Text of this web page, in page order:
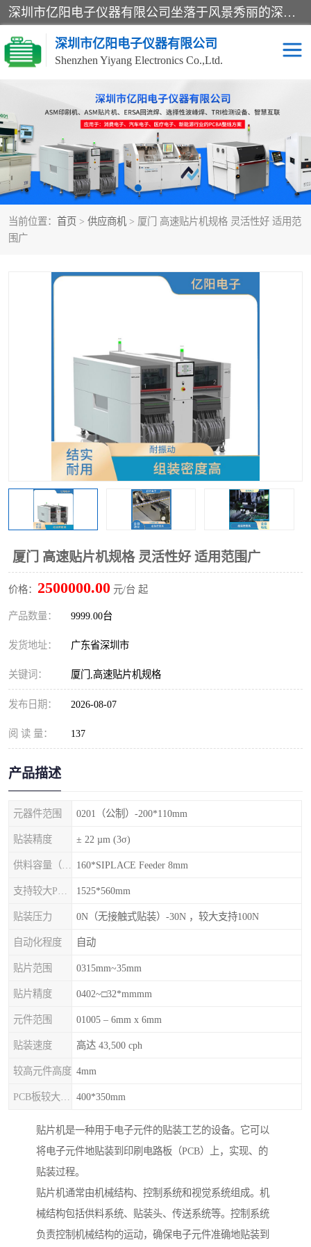
深圳市亿阳电子仪器有限公司坐落于风景秀丽的深圳市光明区，集SMT设备销售务为一体，努力为客户提供电子装配解决方案。与行业**SMT设备厂商：ASM（印刷机，锡膏检查机，贴片机），德国ERSA（爱莎）建立了稳固的代理合作关系，销售的设备一直保持**电子装配行业未来发展方向，能够满足客户各种繁杂产品的生产应用。
深圳市亿阳电子仪器有限公司
Shenzhen Yiyang Electronics Co.,Ltd.
当前位置： 首页 > 供应商机 > 厦门 高速贴片机规格 灵活性好 适用范
围广
厦门 高速贴片机规格 灵活性好 适用范围广
价格： 2500000.00 元/台 起
产品数量： 9999.00台
发货地址： 广东省深圳市
关键词： 厦门,高速贴片机规格
发布日期： 2026-08-07
阅 读 量： 137
产品描述
元器件范围 0201（公制）-200*110mm
贴装精度 ± 22 µm (3σ)
160*SIPLACE Feeder 8mm
1525*560mm
贴装压力 0N（无接触式贴装）-30N ，较大支持100N
自动化程度 自动
贴片范围 0315mm~35mm
贴片精度 0402~□32*mmmm
元件范围 01005 – 6mm x 6mm
贴装速度 高达 43,500 cph
较高元件高度 4mm
400*350mm
贴片机是一种用于电子元件的贴装工艺的设备。它可以
将电子元件地贴装到印刷电路板（PCB）上，实现、的
贴装过程。
贴片机通常由机械结构、控制系统和视觉系统组成。机
械结构包括供料系统、贴装头、传送系统等。控制系统
负责控制机械结构的运动，确保电子元件准确地贴装到
SX全自动高速贴片机 E系列中速贴片机
NeoHorizon全自动锡膏印
刷机
选择性波峰焊
VERSAFLOW-335
回流焊HOTFLOW 3/20e 波峰焊
BGA返修台HR600/2 自动光学检测TR7700QE
TR5001
XS全自动高速贴片机